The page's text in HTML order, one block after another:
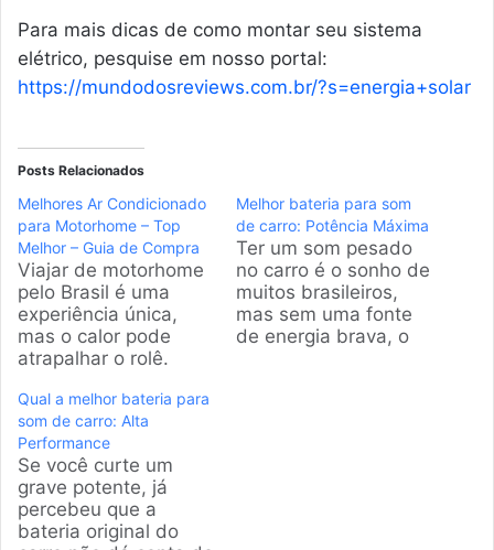
Para mais dicas de como montar seu sistema
elétrico, pesquise em nosso portal:
https://mundodosreviews.com.br/?s=energia+solar
Posts Relacionados
Melhores Ar Condicionado
para Motorhome – Top
Melhor – Guia de Compra
Viajar de motorhome
pelo Brasil é uma
experiência única,
mas o calor pode
atrapalhar o rolê.
conforto, preparei
uma análise completa
com os melhores
modelos de ar
condicionado para
motorhome, te
ajudando a fazer a
Melhor bateria para som
de carro: Potência Máxima
Ter um som pesado
no carro é o sonho de
muitos brasileiros,
mas sem uma fonte
de energia brava, o
Qual a melhor bateria para
som de carro: Alta
Performance
Se você curte um
grave potente, já
percebeu que a
bateria original do